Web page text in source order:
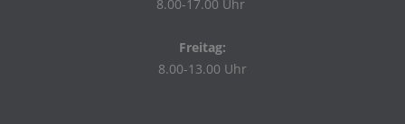
8.00-17.00 Uhr
Freitag:
8.00-13.00 Uhr